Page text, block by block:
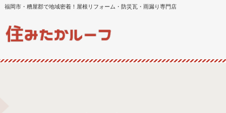
福岡市・糟屋郡で地域密着！屋根リフォーム・防災瓦・雨漏り専門店